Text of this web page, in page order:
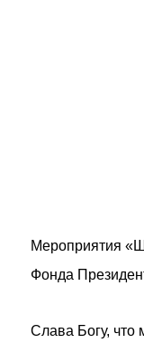
Мероприятия
Фонда
Слава Богу, что